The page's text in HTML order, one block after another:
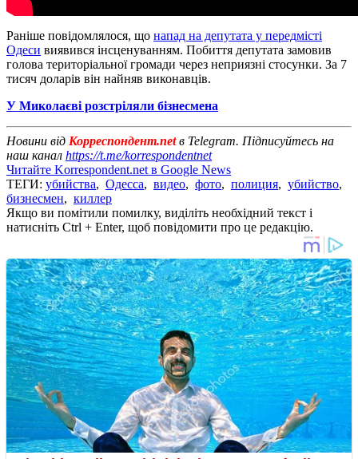
Раніше повідомлялося, що напад на депутата у передмісті
Одеси виявився інсценуванням. Побиття депутата замовив
голова територіальної громади через неприязні стосунки. За 7
тисяч доларів він найняв виконавців.
У Миколаєві розстріляли бізнесмена
Новини від Корреспондент.netв Telegram. Підписуйтесь на
наш канал https://t.me/korrespondentnet
Читайте Korrespondent.net в Google News
ТЕГИ: убийства, Одесса, видео, фото, полиция, убийство,
бизнесмен, киллер
Якщо ви помітили помилку, виділіть необхідний текст і
натисніть Ctrl + Enter, щоб повідомити про це редакцію.